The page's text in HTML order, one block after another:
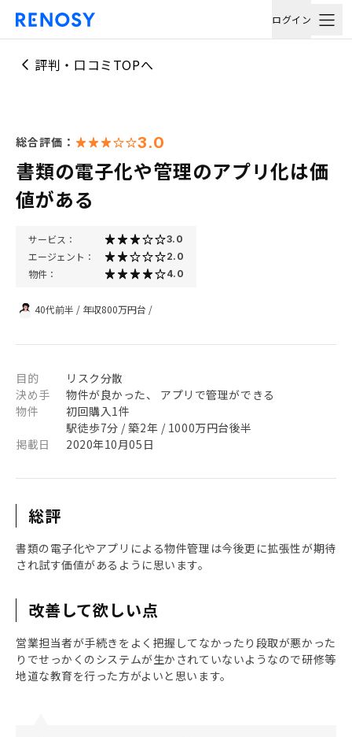
ログイン
評判・口コミTOPへ
総合評価： 3.0
書類の電子化や管理のアプリ化は価
値がある
サービス： 3.0
エージェント： 2.0
物件： 4.0
40代前半 / 年収800万円台 /
目的
リスク分散
決め手
物件が良かった、 アプリで管理ができる
物件
初回購入1件
駅徒歩7分 / 築2年 / 1000万円台後半
掲載日
2020年10月05日
総評
書類の電子化やアプリによる物件管理は今後更に拡張性が期待
され試す価値があるように思います。
改善して欲しい点
営業担当者が手続きをよく把握してなかったり段取が悪かった
りでせっかくのシステムが生かされていないようなので研修等
地道な教育を行った方がよいと思います。